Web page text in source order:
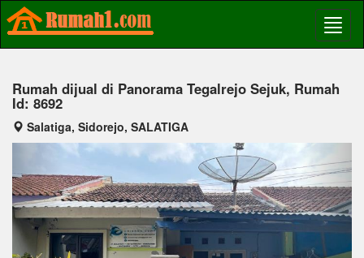
Rumah dijual di Panorama Tegalrejo Sejuk, Rumah
Id: 8692
Salatiga, Sidorejo, SALATIGA
Previous